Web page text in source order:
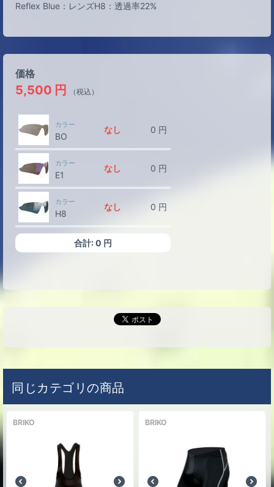
Reflex Blue：レンズH8：透過率22%
価格
5,500 円 （税込）
カラー
BO
なし 0 円
カラー
E1
なし 0 円
カラー
H8
なし 0 円
合計:0 円
同じカテゴリの商品
BRIKO BRIKO